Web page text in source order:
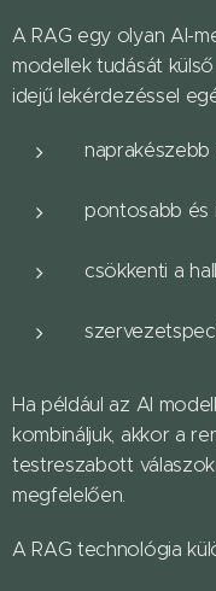
A RAG egy olyan AI-
modellek tudását
idejű lekérdezéssel
naprakészebb
pontosabb és
csökkenti a
Ha például az AI
kombináljuk, akkor a
testreszabott
megfelelően.
A RAG technológia